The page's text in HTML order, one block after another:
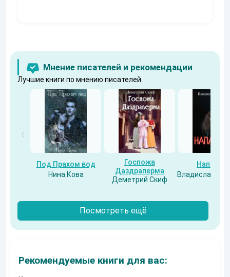
Мнение писателей и рекомендации
Лучшие книги по мнению писателей.
Под Прахом вод
Нина Кова
Госпожа
Даздраперма
Деметрий Скиф
Напарник
Владислав
Посмотреть ещё
Рекомендуемые книги для вас: